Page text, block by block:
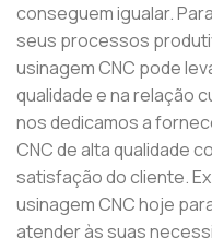
conseguem igualar.
seus processos
usinagem CNC pode
qualidade e na relação
nos dedicamos a
CNC de alta qualidade
satisfação do cliente.
usinagem CNC hoje
atender às suas